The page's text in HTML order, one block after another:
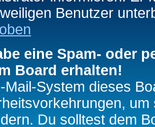
Benutzer
eine Spam- oder
Board erhalten!
Mail-System dieses
Du solltest dem